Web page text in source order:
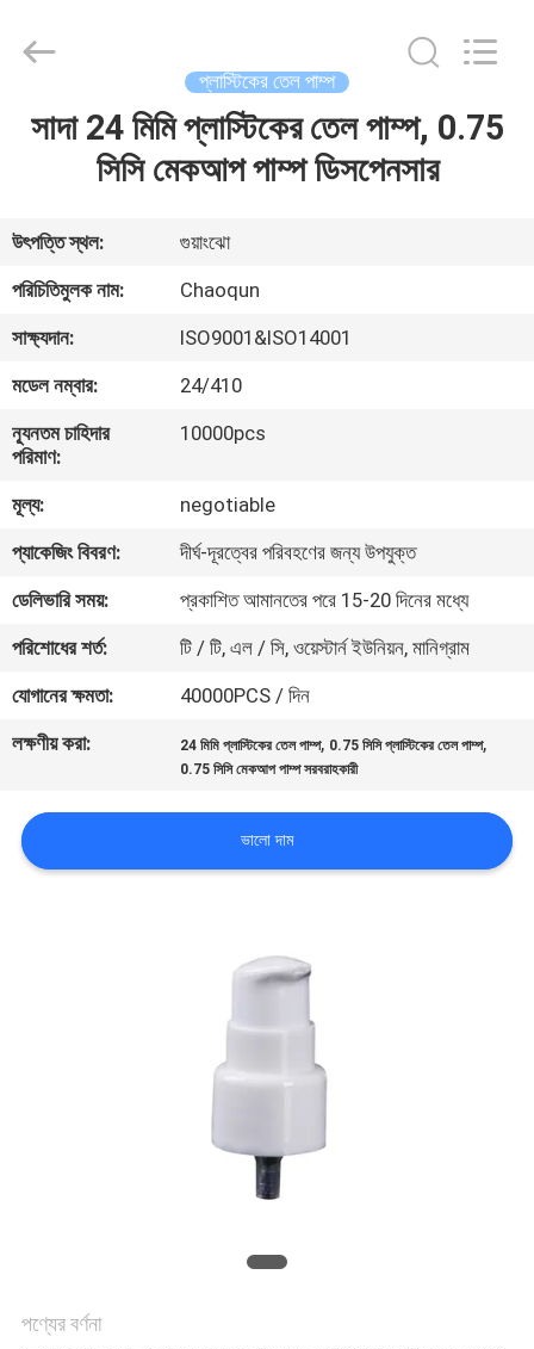
বাড়ি
আমাদের
সম্পর্কে
কারখানা
ভ্রমণ
মান
নিয়ন্ত্রণ
যোগাযোগ
করুন
খবর
কেস
Industry
Reserved.
প্লাস্টিকের তেল পাম্প
সাদা 24 মিমি প্লাস্টিকের তেল পাম্প, 0.75
সিসি মেকআপ পাম্প ডিসপেনসার
উৎপত্তি স্থল:
গুয়াংঝো
পরিচিতিমুলক নাম:
Chaoqun
সাক্ষ্যদান:
ISO9001&ISO14001
মডেল নম্বার:
24/410
ন্যূনতম চাহিদার
পরিমাণ:
10000pcs
মূল্য:
negotiable
প্যাকেজিং বিবরণ:
দীর্ঘ-দূরত্বের পরিবহণের জন্য উপযুক্ত
ডেলিভারি সময়:
প্রকাশিত আমানতের পরে 15-20 দিনের মধ্যে
পরিশোধের শর্ত:
টি / টি, এল / সি, ওয়েস্টার্ন ইউনিয়ন, মানিগ্রাম
যোগানের ক্ষমতা:
40000PCS / দিন
লক্ষণীয় করা:
24 মিমি প্লাস্টিকের তেল পাম্প, 0.75 সিসি প্লাস্টিকের তেল পাম্প,
0.75 সিসি মেকআপ পাম্প সরবরাহকারী
ভালো দাম
পণ্যের বর্ণনা